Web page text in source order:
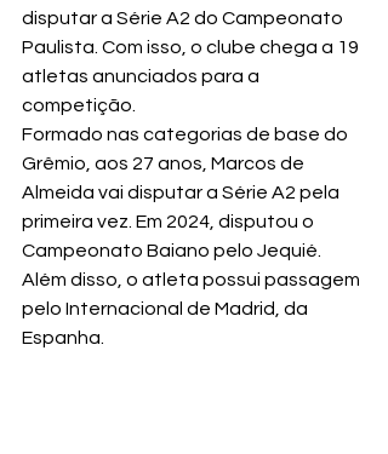
disputar a Série A2 do Campeonato
Paulista. Com isso, o clube chega a 19
atletas anunciados para a
competição.
Formado nas categorias de base do
Grêmio, aos 27 anos, Marcos de
Almeida vai disputar a Série A2 pela
primeira vez. Em 2024, disputou o
Campeonato Baiano pelo Jequié.
Além disso, o atleta possui passagem
pelo Internacional de Madrid, da
Espanha.